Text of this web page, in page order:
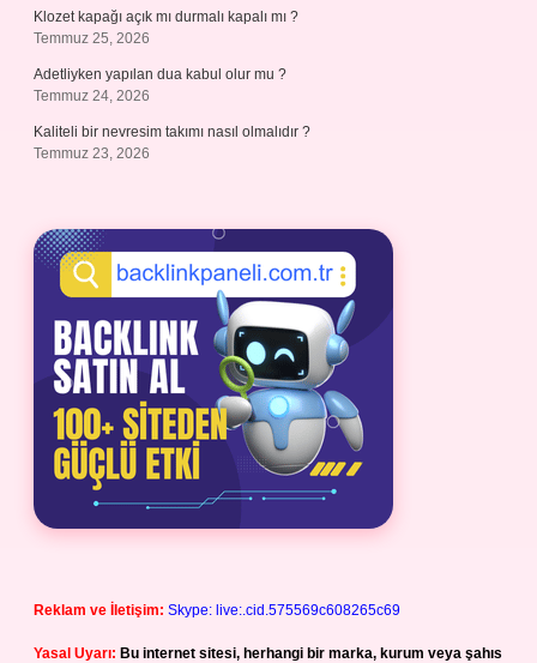
Klozet kapağı açık mı durmalı kapalı mı ?
Temmuz 25, 2026
Adetliyken yapılan dua kabul olur mu ?
Temmuz 24, 2026
Kaliteli bir nevresim takımı nasıl olmalıdır ?
Temmuz 23, 2026
Reklam ve İletişim: Skype: live:.cid.575569c608265c69
Yasal Uyarı: Bu internet sitesi, herhangi bir marka, kurum veya şahıs